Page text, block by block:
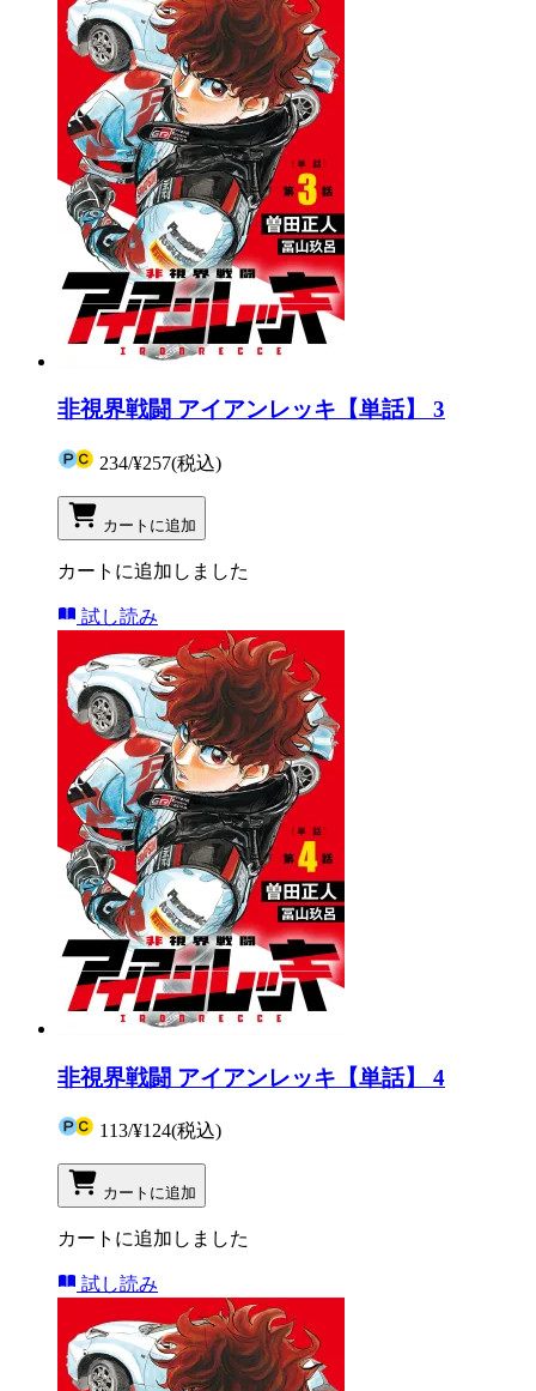
非視界戦闘 アイアンレッキ【単話】 3
234/¥257(税込)
カートに追加
カートに追加しました
試し読み
非視界戦闘 アイアンレッキ【単話】 4
113/¥124(税込)
カートに追加
カートに追加しました
試し読み